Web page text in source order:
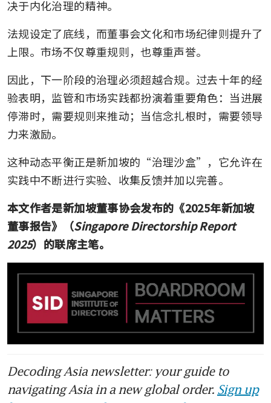
决于内化治理的精神。
法规设定了底线，而董事会文化和市场纪律则提升了
上限。市场不仅尊重规则，也尊重声誉。
因此，下一阶段的治理必须超越合规。过去十年的经
验表明，监管和市场实践都扮演着重要角色：当进展
停滞时，需要规则来推动；当信念扎根时，需要领导
力来激励。
这种动态平衡正是新加坡的“治理沙盒”，它允许在
实践中不断进行实验、收集反馈并加以完善。
本文作者是新加坡董事协会发布的《2025年新加坡
董事报告》（Singapore Directorship Report
2025）的联席主笔。
Decoding Asia newsletter: your guide to
navigating Asia in a new global order. Sign up